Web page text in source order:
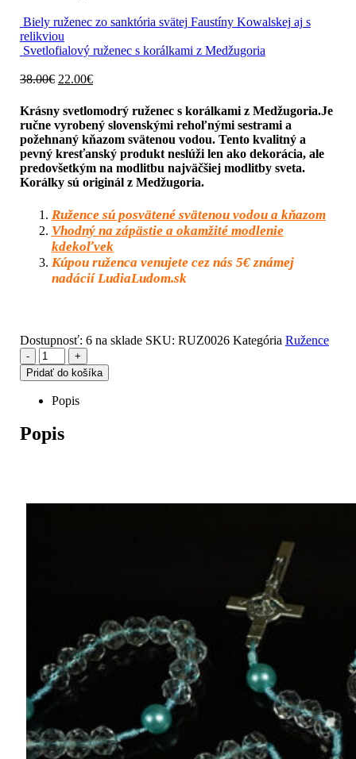
Biely ruženec zo sanktória svätej Faustíny Kowalskej aj s
relikviou
Svetlofialový ruženec s korálkami z Medžugoria
38.00€ Original
was:
38.00€.
22.00€Current
is:
22.00€.
Krásny svetlomodrý ruženec s korálkami z Medžugoria.Je
ručne vyrobený slovenskými rehoľnými sestrami a
požehnaný kňazom svätenou vodou. Tento kvalitný a
pevný kresťanský produkt neslúži len ako dekorácia, ale
predovšetkým na modlitbu najväčšiej modlitby sveta.
Korálky sú originál z Medžugoria.
Ružence sú posvätené svätenou vodou a kňazom
Vhodný na zápästie a okamžité modlenie
kdekoľvek
Kúpou ruženca venujete cez nás 5€ známej
nadácií LudiaLudom.sk
Dostupnosť: 6 na sklade SKU: RUZ0026 Kategória Ružence
-
+
Pridať do košíka
Popis
Popis